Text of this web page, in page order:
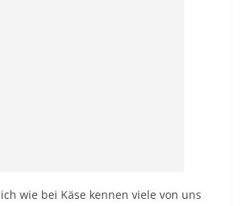
wie bei Käse kennen viele von uns